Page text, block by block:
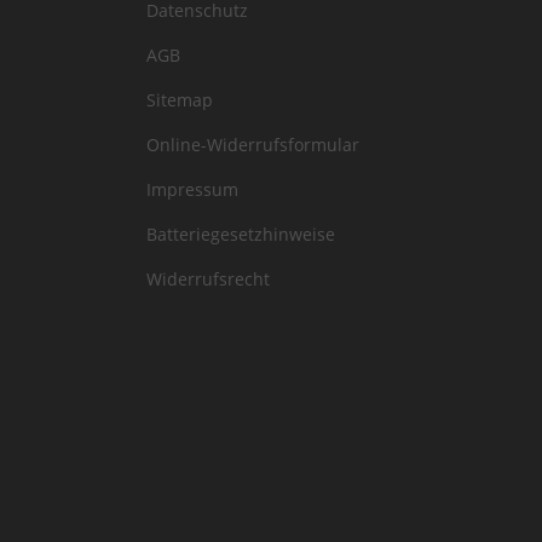
Datenschutz
AGB
Sitemap
Online-Widerrufsformular
Impressum
Batteriegesetzhinweise
Widerrufsrecht